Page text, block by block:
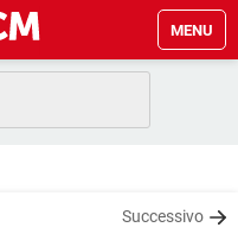
MENU
Successivo